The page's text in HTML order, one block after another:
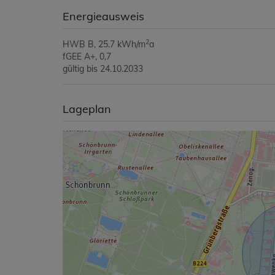
Energieausweis
HWB B, 25.7 kWh/m2a
fGEE A+, 0,7
gültig bis 24.10.2033
Lageplan